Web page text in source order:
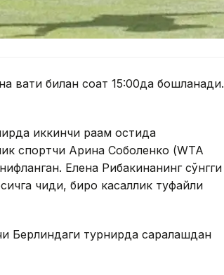
билан соат 15:00да бошланади.
иккинчи рақам остида
спортчи Арина Соболенко (WТА
Елена Рибакинанинг сўнгги
чиқди, бироқ касаллик туфайли
Берлиндаги турнирда саралашдан